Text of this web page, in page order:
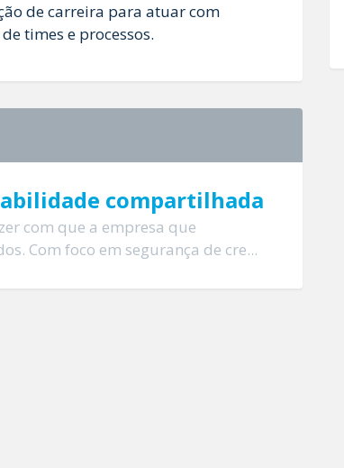
de carreira para atuar com
times e processos.
compartilhada
com que a empresa que
Com foco em segurança de cre...